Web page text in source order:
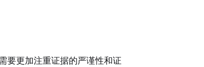
要更加注重证据的严谨性和证